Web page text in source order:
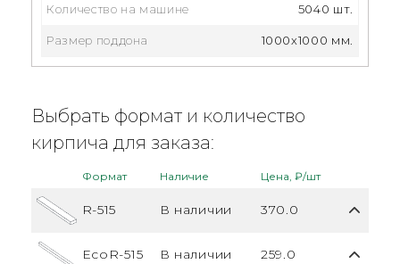
Количество на машине 5040 шт.
Размер поддона 1000x1000 мм.
Выбрать формат и количество
кирпича для заказа:
Формат Наличие Цена, ₽/шт
R-515 В наличии 370.0
EcoR-515 В наличии 259.0